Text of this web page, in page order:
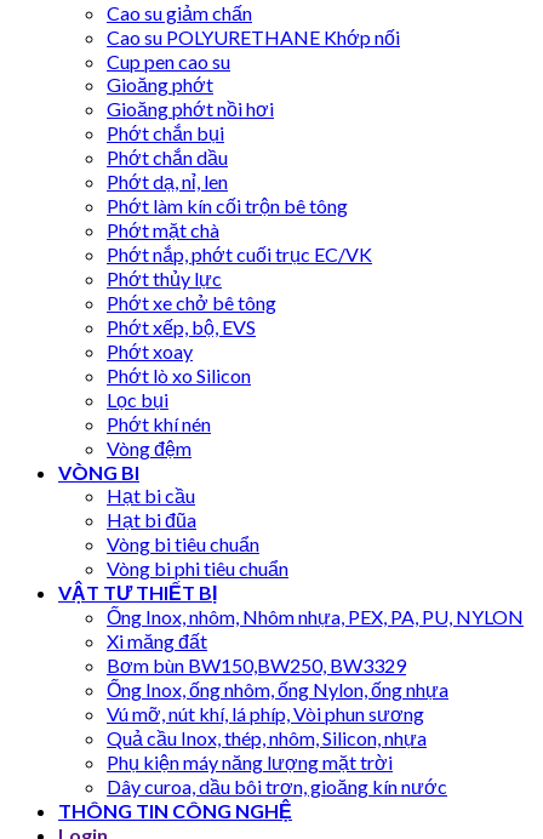
Cao su giảm chấn
Cao su POLYURETHANE Khớp nối
Cup pen cao su
Gioăng phớt
Gioăng phớt nồi hơi
Phớt chắn bụi
Phớt chắn dầu
Phớt dạ, nỉ, len
Phớt làm kín cối trộn bê tông
Phớt mặt chà
Phớt nắp, phớt cuối trục EC/VK
Phớt thủy lực
Phớt xe chở bê tông
Phớt xếp, bộ, EVS
Phớt xoay
Phớt lò xo Silicon
Lọc bụi
Phớt khí nén
Vòng đệm
VÒNG BI
Hạt bi cầu
Hạt bi đũa
Vòng bi tiêu chuẩn
Vòng bi phi tiêu chuẩn
VẬT TƯ THIẾT BỊ
Ống Inox, nhôm, Nhôm nhựa, PEX, PA, PU, NYLON
Xi măng đất
Bơm bùn BW150,BW250, BW3329
Ống Inox, ống nhôm, ống Nylon, ống nhựa
Vú mỡ, nút khí, lá phíp, Vòi phun sương
Quả cầu Inox, thép, nhôm, Silicon, nhựa
Phụ kiện máy năng lượng mặt trời
Dây curoa, dầu bôi trơn, gioăng kín nước
THÔNG TIN CÔNG NGHỆ